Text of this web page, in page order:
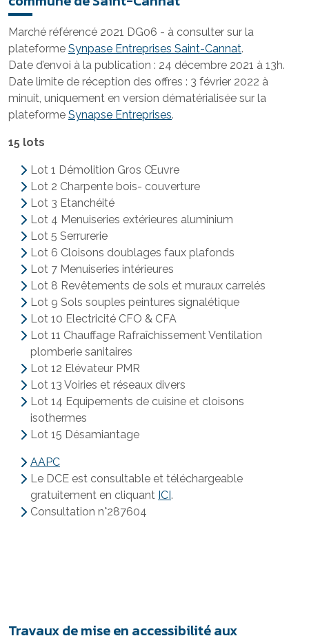
Marché référencé 2021 DG06 - à consulter sur la
plateforme Synpase Entreprises Saint-Cannat.
Date d’envoi à la publication : 24 décembre 2021 à 13h.
Date limite de réception des offres : 3 février 2022 à
minuit, uniquement en version dématérialisée sur la
plateforme Synapse Entreprises.
15 lots
Lot 1 Démolition Gros Œuvre
Lot 2 Charpente bois- couverture
Lot 3 Etanchéité
Lot 4 Menuiseries extérieures aluminium
Lot 5 Serrurerie
Lot 6 Cloisons doublages faux plafonds
Lot 7 Menuiseries intérieures
Lot 8 Revêtements de sols et muraux carrelés
Lot 9 Sols souples peintures signalétique
Lot 10 Electricité CFO & CFA
Lot 11 Chauffage Rafraîchissement Ventilation
plomberie sanitaires
Lot 12 Elévateur PMR
Lot 13 Voiries et réseaux divers
Lot 14 Equipements de cuisine et cloisons
isothermes
Lot 15 Désamiantage
AAPC
Le DCE est consultable et téléchargeable
gratuitement en cliquant ICI.
Consultation n°287604
Travaux de mise en accessibilité aux